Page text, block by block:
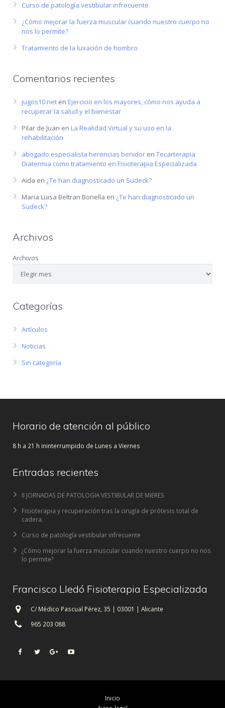
Curso de patología vestibular infrecuente
¿Cómo mejorar la fuerza muscular cuando nuestro cuerpo no
nos lo permite?
Tratamiento de la luxación de hombro
Comentarios recientes
jugos10.net en Ejercicio en los mayores, cómo nos ayuda a
recuperar la salud y el bienestar
Pilar de Juan en La Realidad Virtual y su uso en la
rehabilitación
abogado especialista herencias benidor en Tecarterapia
Diatermia como tratamiento en Fisioterapia Especializada
Aida en ¿Te han diagnosticado un Sudeck?
Maria Luisa Beltran Bonella en ¿Te han diagnosticado un
Sudeck?
Archivos
Archivos
Categorías
Artículos
Noticias
Sin categoría
Horario de atención al público
8 h a 21 h ininterrumpido de Lunes a Viernes
Entradas recientes
II JORNADAS DE PATOLOGIA VESTIBULAR DE MIERES
Fisioterapia y recuperación tras la cirugía de prótesis total de
cadera.
Curso de patología vestibular infrecuente
¿Cómo mejorar la fuerza muscular cuando nuestro cuerpo no nos
lo permite?
Francisco Lledó Fisioterapia Especializada
C/ Médico Pascual Pérez, 35 | 03001 | Alicante
965 203 088
Inicio